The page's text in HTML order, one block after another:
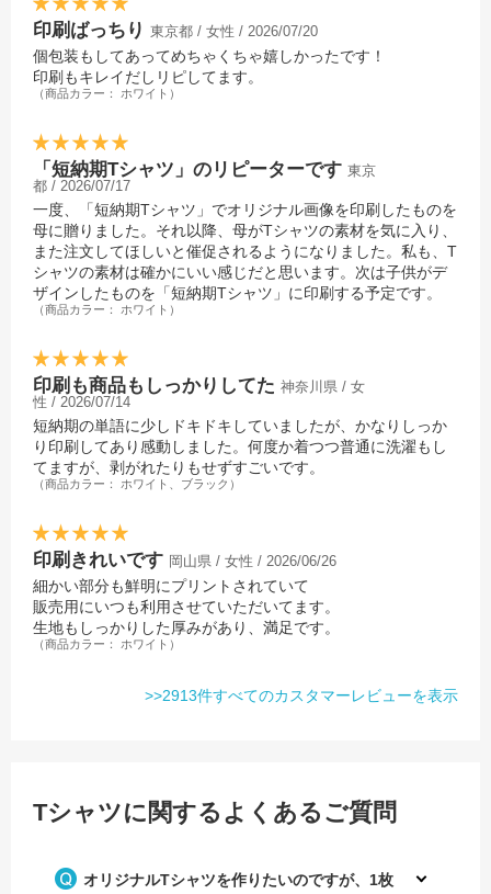
クラスTシャツ・チームTシャ
ツにオススメのTシャツが勢ぞ
レモンのイラストデザインが映
えるオリジナルのクラスTシャ
ツ
人に、ぜひおすすめです！
ヘビロテしても安心！GILDAN
ジャパンフィットTシャツを見
てみる
★チームや仲間、クラスでお揃
う！★
早くて安いオリジナルプリン
ト.jpで思い出に残るオリジナル
のクラスTシャツ・チームTシ
ャツを作りませんか？
クラスTシャツ・チームTシャ
ツにオススメのTシャツが勢ぞ
ろい！
関連記事
チームのロゴをプリントしてオ
リジナルのチームTシャツを作
成！
野球チームのオリジナルTシャ
チームオーダーに最適！
GILDAN ジャパンフィットTシ
ャツを見てみる
早くて安いオリジナルプリン
ト.jpで思い出に残るオリジナル
ャツを作りませんか？
クラスTシャツ・チームTシャ
ツにオススメのTシャツが勢ぞ
ろい！
関連記事
野球チームのオリジナルTシャ
リジナルのチームTシャツを作
成！
印刷ばっちり 東京都 / 女性 / 2026/07/20
個包装もしてあってめちゃくちゃ嬉しかったです！
印刷もキレイだしリピしてます。
（商品カラー： ホワイト）
「短納期Tシャツ」のリピーターです 東京
都 / 2026/07/17
一度、「短納期Tシャツ」でオリジナル画像を印刷したものを
母に贈りました。それ以降、母がTシャツの素材を気に入り、
また注文してほしいと催促されるようになりました。私も、T
シャツの素材は確かにいい感じだと思います。次は子供がデ
ザインしたものを「短納期Tシャツ」に印刷する予定です。
（商品カラー： ホワイト）
印刷も商品もしっかりしてた 神奈川県 / 女
性 / 2026/07/14
短納期の単語に少しドキドキしていましたが、かなりしっか
り印刷してあり感動しました。何度か着つつ普通に洗濯もし
てますが、剥がれたりもせずすごいです。
（商品カラー： ホワイト、ブラック）
印刷きれいです 岡山県 / 女性 / 2026/06/26
細かい部分も鮮明にプリントされていて
販売用にいつも利用させていただいてます。
生地もしっかりした厚みがあり、満足です。
（商品カラー： ホワイト）
>>2913件すべてのカスタマーレビューを表示
Tシャツに関するよくあるご質問
オリジナルTシャツを作りたいのですが、1枚